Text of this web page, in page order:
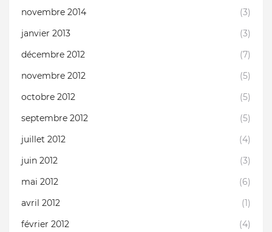
novembre 2014
(3)
janvier 2013
(3)
décembre 2012
(7)
novembre 2012
(5)
octobre 2012
(5)
septembre 2012
(5)
juillet 2012
(4)
juin 2012
(3)
mai 2012
(6)
avril 2012
(1)
février 2012
(4)